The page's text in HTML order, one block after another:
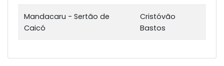
Mandacaru - Sertão de
Caicó
Cristóvão
Bastos